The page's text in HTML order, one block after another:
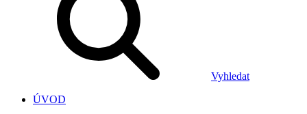
Vyhledat
ÚVOD